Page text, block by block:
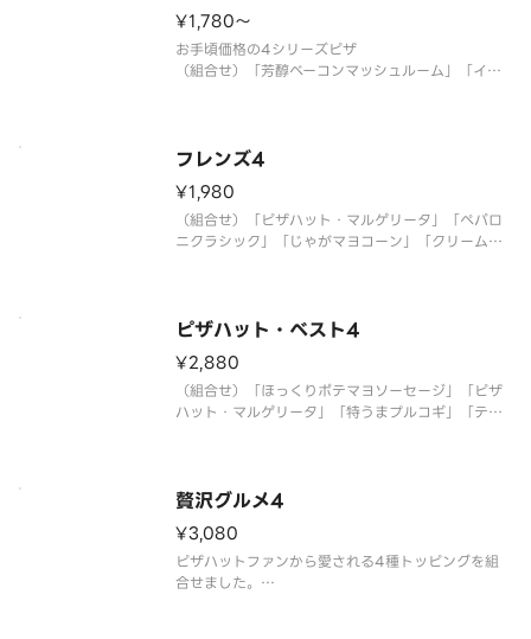
¥1,780〜
お手頃価格の4シリーズピザ
（組合せ）「芳醇ベーコンマッシュルーム」「イタ
フレンズ4
¥1,980
（組合せ）「ピザハット・マルゲリータ」「ペパロ
ニクラシック」「じゃがマヨコーン」「クリームチ
ピザハット・ベスト4
¥2,880
（組合せ）「ほっくりポテマヨソーセージ」「ピザ
ハット・マルゲリータ」「特うまプルコギ」「テリ
贅沢グルメ4
¥3,080
ピザハットファンから愛される4種トッピングを組
合せました。